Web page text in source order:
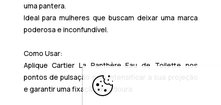
uma pantera.
Ideal para mulheres que buscam deixar uma marca
poderosa e inconfundível.
Como Usar:
ApliqueCartier La Panthère Eau de Toilette nos
pontos de pulsação para intensificar a sua projeção
e garantir uma fixação duradoura.